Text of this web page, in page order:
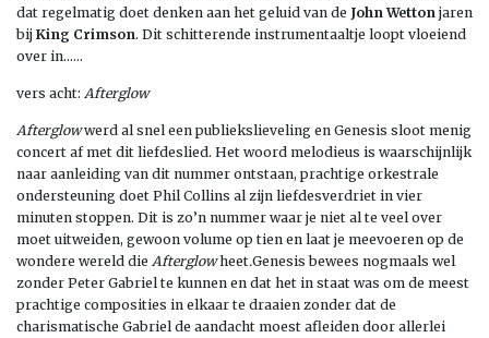
dat regelmatig doet denken aan het geluid van de John Wetton jaren
bij King Crimson. Dit schitterende instrumentaaltje loopt vloeiend
over in……
vers acht: Afterglow
Afterglowwerd al snel een publiekslieveling en Genesis sloot menig
concert af met dit liefdeslied. Het woord melodieus is waarschijnlijk
naar aanleiding van dit nummer ontstaan, prachtige orkestrale
ondersteuning doet Phil Collins al zijn liefdesverdriet in vier
minuten stoppen. Dit is zo’n nummer waar je niet al te veel over
moet uitweiden, gewoon volume op tien en laat je meevoeren op de
wondere wereld die Afterglowheet.Genesis bewees nogmaals wel
zonder Peter Gabriel te kunnen en dat het in staat was om de meest
prachtige composities in elkaar te draaien zonder dat de
charismatische Gabriel de aandacht moest afleiden door allerlei